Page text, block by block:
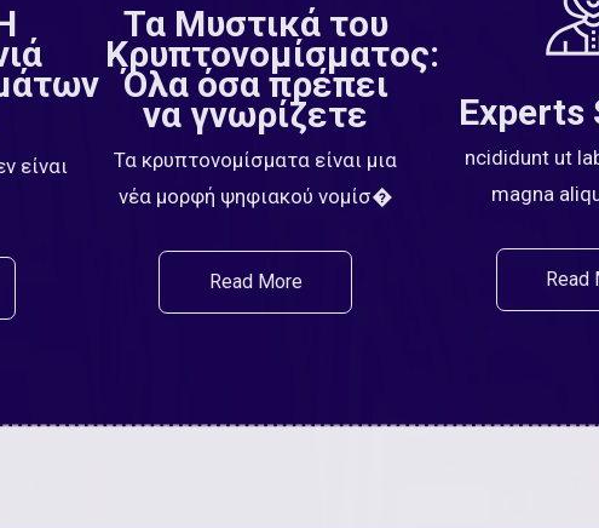
είναι
Τα Μυστικά του
Κρυπτονομίσματος:
Όλα όσα πρέπει
να γνωρίζετε
Τα κρυπτονομίσματα είναι μια
νέα μορφή ψηφιακού νομίσ�
Read More
Experts
ncididunt ut
magna
Read